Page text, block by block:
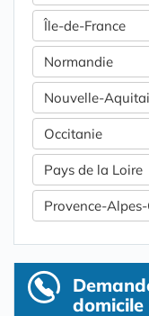
Île-de-France
Normandie
Nouvelle-
Occitanie
Pays de la Loire
Provence-